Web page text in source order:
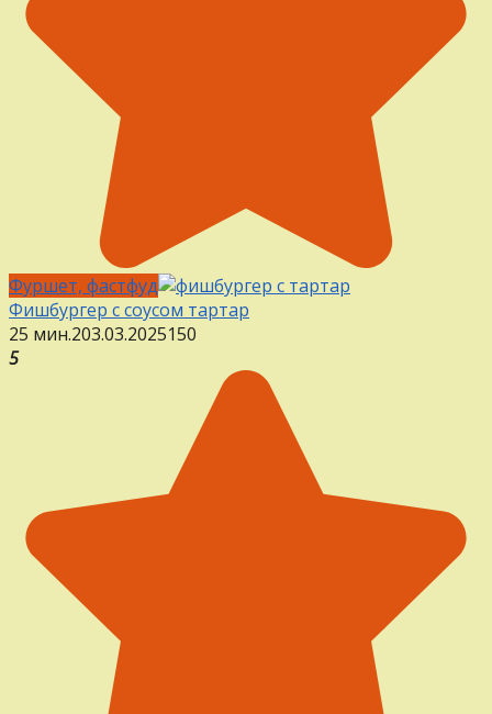
Фуршет, фастфуд
Фишбургер с соусом тартар
25 мин.203.03.2025150
5